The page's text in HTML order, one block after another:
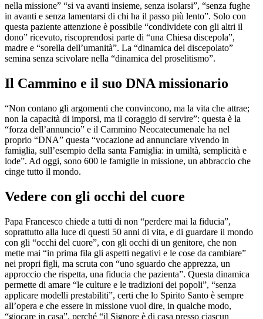
nella missione” “si va avanti insieme, senza isolarsi”, “senza fughe
in avanti e senza lamentarsi di chi ha il passo più lento”. Solo con
questa paziente attenzione è possibile “condividete con gli altri il
dono” ricevuto, riscoprendosi parte di “una Chiesa discepola”,
madre e “sorella dell’umanità”. La “dinamica del discepolato”
semina senza scivolare nella “dinamica del proselitismo”.
Il Cammino e il suo DNA missionario
“Non contano gli argomenti che convincono, ma la vita che attrae;
non la capacità di imporsi, ma il coraggio di servire”: questa è la
“forza dell’annuncio” e il Cammino Neocatecumenale ha nel
proprio “DNA” questa “vocazione ad annunciare vivendo in
famiglia, sull’esempio della santa Famiglia: in umiltà, semplicità e
lode”. Ad oggi, sono 600 le famiglie in missione, un abbraccio che
cinge tutto il mondo.
Vedere con gli occhi del cuore
Papa Francesco chiede a tutti di non “perdere mai la fiducia”,
soprattutto alla luce di questi 50 anni di vita, e di guardare il mondo
con gli “occhi del cuore”, con gli occhi di un genitore, che non
mette mai “in prima fila gli aspetti negativi e le cose da cambiare”
nei propri figli, ma scruta con “uno sguardo che apprezza, un
approccio che rispetta, una fiducia che pazienta”. Questa dinamica
permette di amare “le culture e le tradizioni dei popoli”, “senza
applicare modelli prestabiliti”, certi che lo Spirito Santo è sempre
all’opera e che essere in missione vuol dire, in qualche modo,
“giocare in casa”, perché “il Signore è di casa presso ciascun